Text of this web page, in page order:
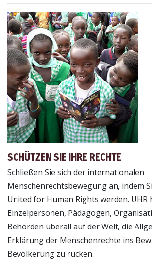
SCHÜTZEN SIE IHRE RECHTE
Schließen Sie sich der internationalen
Menschenrechtsbewegung an, indem
United for Human Rights werden. UHR
Einzelpersonen, Pädagogen,
Behörden überall auf der Welt, die
Erklärung der Menschenrechte ins
Bevölkerung zu rücken.